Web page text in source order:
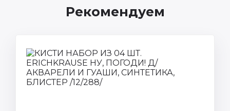
Рекомендуем